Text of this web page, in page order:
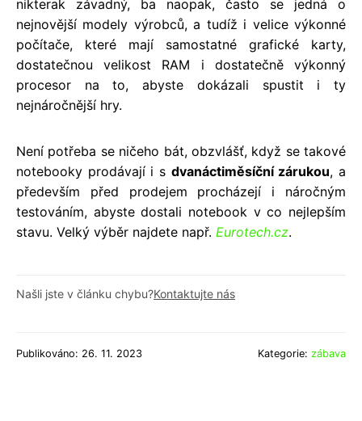
nikterak závadný, ba naopak, často se jedná o
nejnovější modely výrobců, a tudíž i velice výkonné
počítače, které mají samostatné grafické karty,
dostatečnou velikost RAM i dostatečně výkonný
procesor na to, abyste dokázali spustit i ty
nejnáročnější hry.
Není potřeba se ničeho bát, obzvlášť, když se takové
notebooky prodávají i s dvanáctiměsíční zárukou, a
především před prodejem procházejí i náročným
testováním, abyste dostali notebook v co nejlepším
stavu. Velký výběr najdete např. Eurotech.cz.
Našli jste v článku chybu?Kontaktujte nás
Publikováno: 26. 11. 2023 Kategorie: zábava